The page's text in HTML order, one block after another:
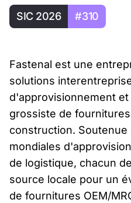
SIC 2026 #310
Fastenal est une
solutions
d'approvisionnement
grossiste de
construction.
mondiales
de logistique, chacun
source locale pour un
de fournitures OEM/